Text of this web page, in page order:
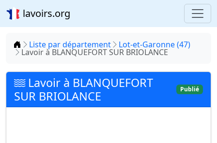
lavoirs.org
Accueil
Liste par département Lot-et-Garonne (47)
Lavoir à BLANQUEFORT SUR BRIOLANCE
Lavoir à BLANQUEFORT
SUR BRIOLANCE
Publié